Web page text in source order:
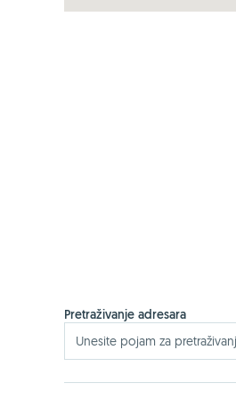
Pretraživanje adresara